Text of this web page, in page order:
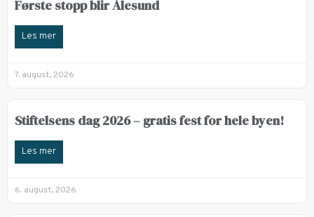
Første stopp blir Ålesund
Les mer
7. august, 2026
Stiftelsens dag 2026 – gratis fest for hele byen!
Les mer
6. august, 2026